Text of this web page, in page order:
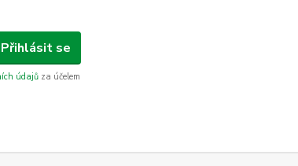
Přihlásit se
údajů za účelem